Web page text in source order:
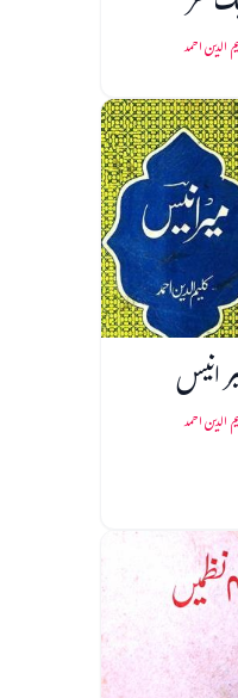
الدین احمد
انیس
الدین احمد